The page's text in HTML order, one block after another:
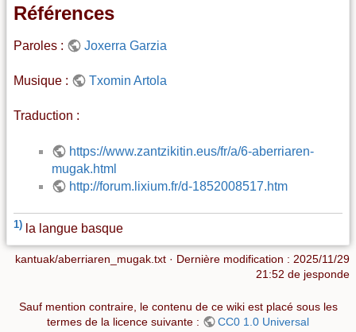
Références
Paroles : Joxerra Garzia
Musique : Txomin Artola
Traduction :
https://www.zantzikitin.eus/fr/a/6-aberriaren-
mugak.html
http://forum.lixium.fr/d-1852008517.htm
1) la langue basque
kantuak/aberriaren_mugak.txt · Dernière modification : 2025/11/29
21:52 de jesponde
Sauf mention contraire, le contenu de ce wiki est placé sous les
termes de la licence suivante :
CC0 1.0 Universal